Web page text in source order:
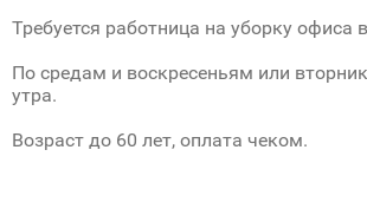
Требуется работница на уборку офиса
По средам и воскресеньям или
утра.
Возраст до 60 лет, оплата чеком.